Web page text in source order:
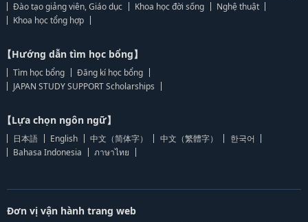
Đào tạo giảng viên, Giáo dục
Khoa học đời sống
Nghệ thuật
Khoa học tổng hợp
【Hướng dẫn tìm học bổng】
Tìm học bổng
Đăng kí học bổng
JAPAN STUDY SUPPORT Scholarships
【Lựa chọn ngôn ngữ】
日本語 English 中文（简体字） 中文（繁體字）
한국어
Bahasa Indonesia
ภาษาไทย
Đơn vị vận hành trang web